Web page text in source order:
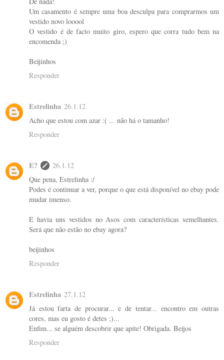
Um casamento é sempre uma boa desculpa para comprarmos um
vestido novo looool
O vestido é de facto muito giro, espero que corra tudo bem na
encomenda ;)
Beijinhos
Responder
Estrelinha 26.1.12
Acho que estou com azar :( ... não há o tamanho!
Responder
E?
26.1.12
Que pena, Estrelinha :/
Podes é continuar a ver, porque o que está disponível no ebay pode
mudar imenso.
E havia uns vestidos no Asos com características semelhantes.
Será que não estão no ebay agora?
beijinhos
Responder
Estrelinha 27.1.12
Já estou farta de procurar... e de tentar... encontro em outras
cores, mas eu gosto é detes ;)...
Enfim... se alguém descobrir que apite! Obrigada. Beijos
Responder